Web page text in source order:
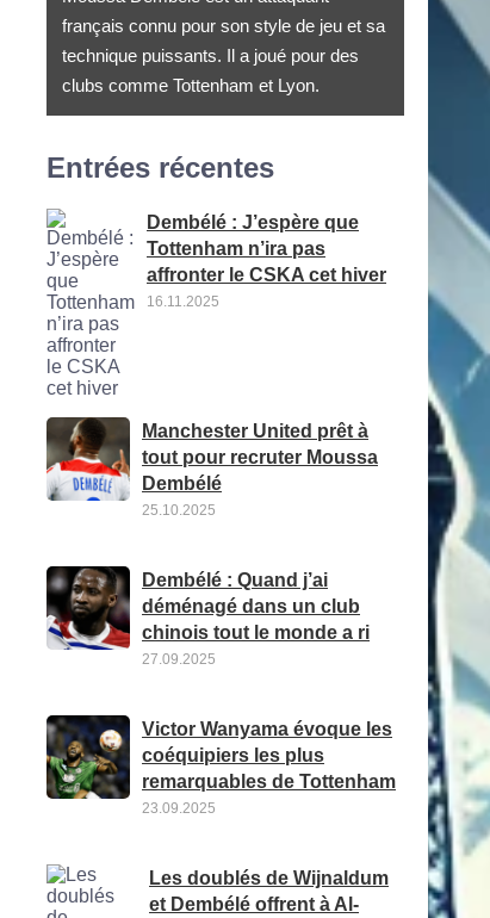
français connu pour son style de jeu et sa
technique puissants. Il a joué pour des
clubs comme Tottenham et Lyon.
Entrées récentes
Dembélé : J’espère que
Tottenham n’ira pas
affronter le CSKA cet hiver
16.11.2025
Manchester United prêt à
tout pour recruter Moussa
Dembélé
25.10.2025
Dembélé : Quand j’ai
déménagé dans un club
chinois tout le monde a ri
27.09.2025
Victor Wanyama évoque les
coéquipiers les plus
remarquables de Tottenham
23.09.2025
Les doublés de Wijnaldum
et Dembélé offrent à Al-